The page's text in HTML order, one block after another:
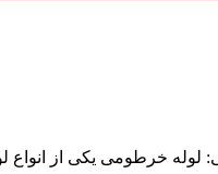
خرطومی یکی از انواع